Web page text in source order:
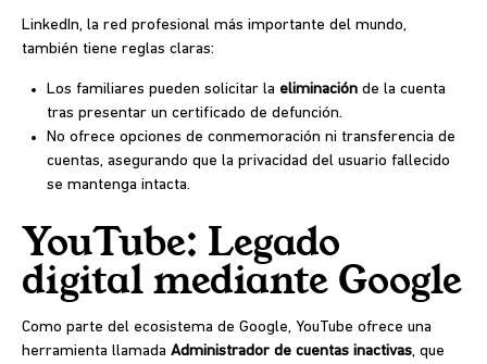
LinkedIn, la red profesional más importante del mundo,
también tiene reglas claras:
Los familiares pueden solicitar la eliminaciónde la cuenta
tras presentar un certificado de defunción.
No ofrece opciones de conmemoración ni transferencia de
cuentas, asegurando que la privacidad del usuario fallecido
se mantenga intacta.
YouTube: Legado
digital mediante Google
Como parte del ecosistema de Google, YouTube ofrece una
herramienta llamada Administrador de cuentas inactivas, que